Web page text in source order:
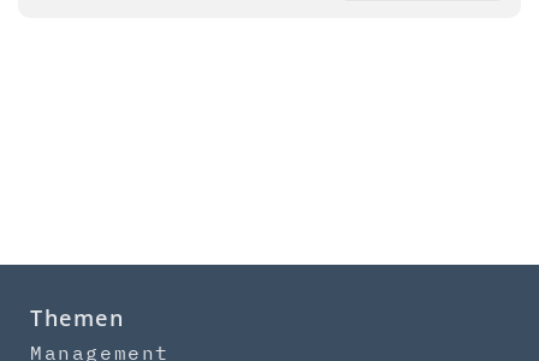
Themen
Management